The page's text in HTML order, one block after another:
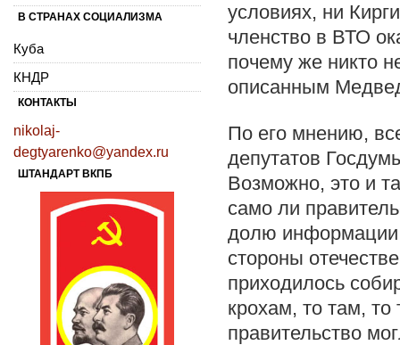
условиях, ни
членство в ВТО
почему же никто
описанным
По его мнению,
депутатов
Возможно, это и
само ли
долю информации,
стороны
приходилось
крохам, то там,
правительство
В СТРАНАХ СОЦИАЛИЗМА
Куба
КНДР
КОНТАКТЫ
nikolaj-
degtyarenko@yandex.ru
ШТАНДАРТ ВКПБ